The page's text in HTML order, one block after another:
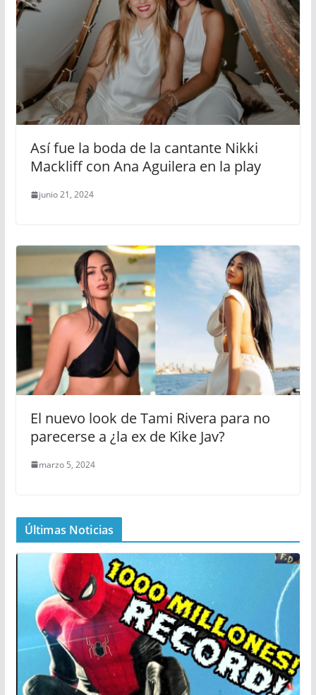
Así fue la boda de la cantante Nikki
Mackliff con Ana Aguilera en la play
junio 21, 2024
El nuevo look de Tami Rivera para no
parecerse a ¿la ex de Kike Jav?
marzo 5, 2024
Últimas Noticias